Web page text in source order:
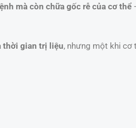
mà còn chữa gốc rễ của cơ thể
thời gian trị liệu, nhưng một khi cơ